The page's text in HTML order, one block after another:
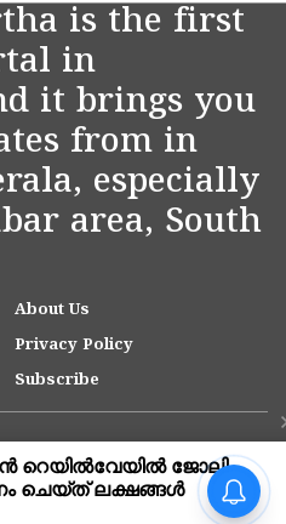
is the first
in
it brings you
from in
especially
area, South
About Us
Privacy Policy
Subscribe